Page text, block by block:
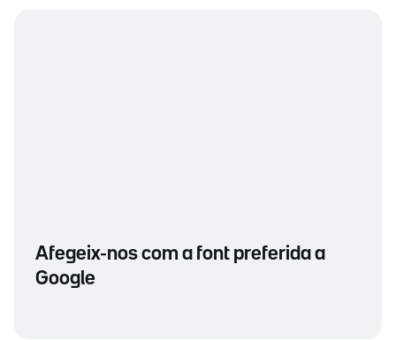
Afegeix-nos com a font preferida a
Google